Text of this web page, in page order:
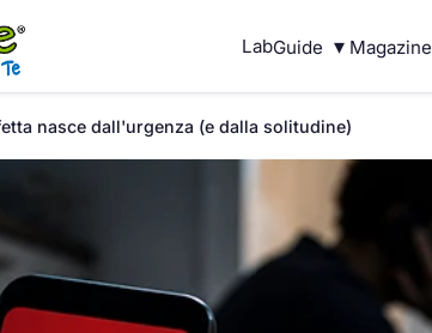
LabGuide ▾ Magazine
nasce dall'urgenza (e dalla solitudine)